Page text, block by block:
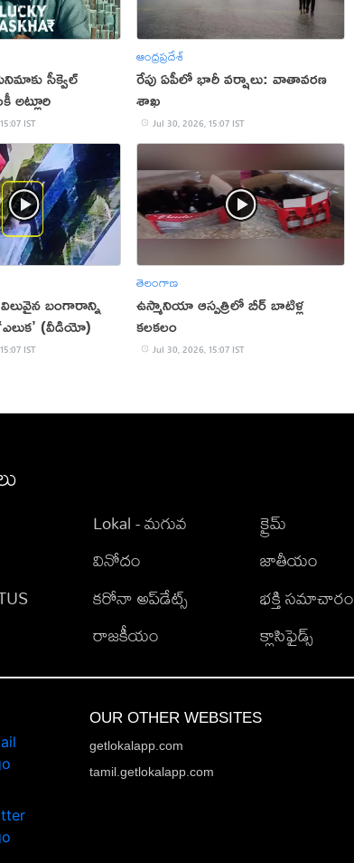
సీక్వెల్
అట్లూరి
IST
ఆంధ్రప్రదేశ్
రేపు ఏపీలో భారీ వర్షాలు: వాతావరణ
శాఖ
Jul 30, 2026, 15:07 IST
బంగారాన్ని
(వీడియో)
IST
తెలంగాణ
ఉస్మానియా ఆస్పత్రిలో బీర్ బాటిళ్ల
కలకలం
Jul 30, 2026, 15:07 IST
Lokal - మగువ
వినోదం
కరోనా అప్‌డేట్స్
రాజకీయం
క్రైమ్
జాతీయం
భక్తి సమాచారం
క్లాసిఫైడ్స్
OUR OTHER WEBSITES
getlokalapp.com
tamil.getlokalapp.com